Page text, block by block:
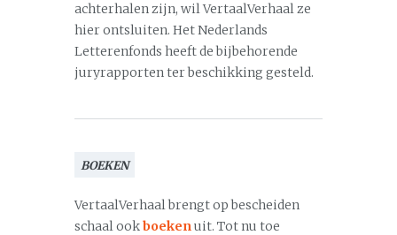
achterhalen zijn, wil VertaalVerhaal ze
hier ontsluiten. Het Nederlands
Letterenfonds heeft de bijbehorende
juryrapporten ter beschikking gesteld.
BOEKEN
VertaalVerhaal brengt op bescheiden
schaal ookboekenuit. Tot nu toe